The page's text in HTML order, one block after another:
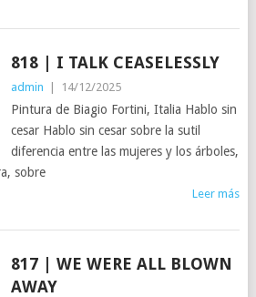
818 | I TALK CEASELESSLY
admin 14/12/2025
Pintura de Biagio Fortini, Italia Hablo sin
cesar Hablo sin cesar sobre la sutil
diferencia entre las mujeres y los árboles,
sobre
Leer más
817 | WE WERE ALL BLOWN
AWAY